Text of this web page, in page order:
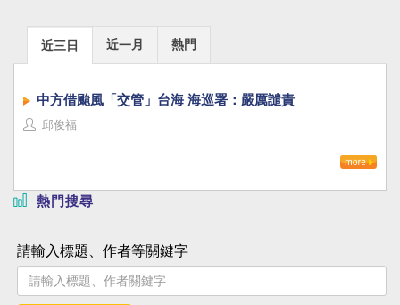
近三日 近一月 熱門
中方借颱風「交管」台海 海巡署：嚴厲譴責
邱俊福
熱門搜尋
請輸入標題、作者等關鍵字